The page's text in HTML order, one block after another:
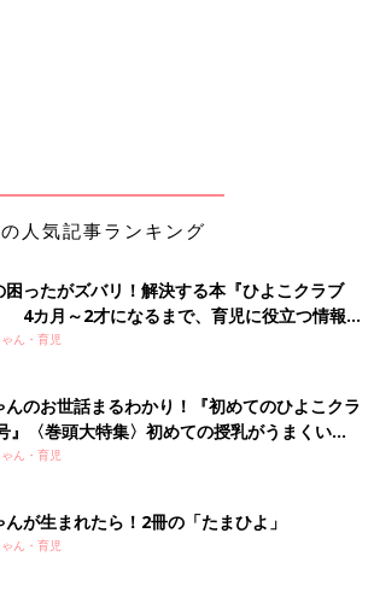
に真似をするんですよね・・・。子どもがハ
のオモチャを咥えてきたり、犬が私をペロペ
めようとしたり、庭の土を掘っているのを見
ないことも多いです。
人気記事ランキング
困ったがズバリ！解決する本『ひよこクラブ
4カ月～2才になるまで、育児に役立つ情報が
い！
ん・育児
んのお世話まるわかり！『初めてのひよこクラ
』〈巻頭大特集〉初めての授乳がうまくい
っぱい・ミルクの基本と夏のトラブル 解決テ
ん・育児
んが生まれたら！2冊の「たまひよ」
ん・育児